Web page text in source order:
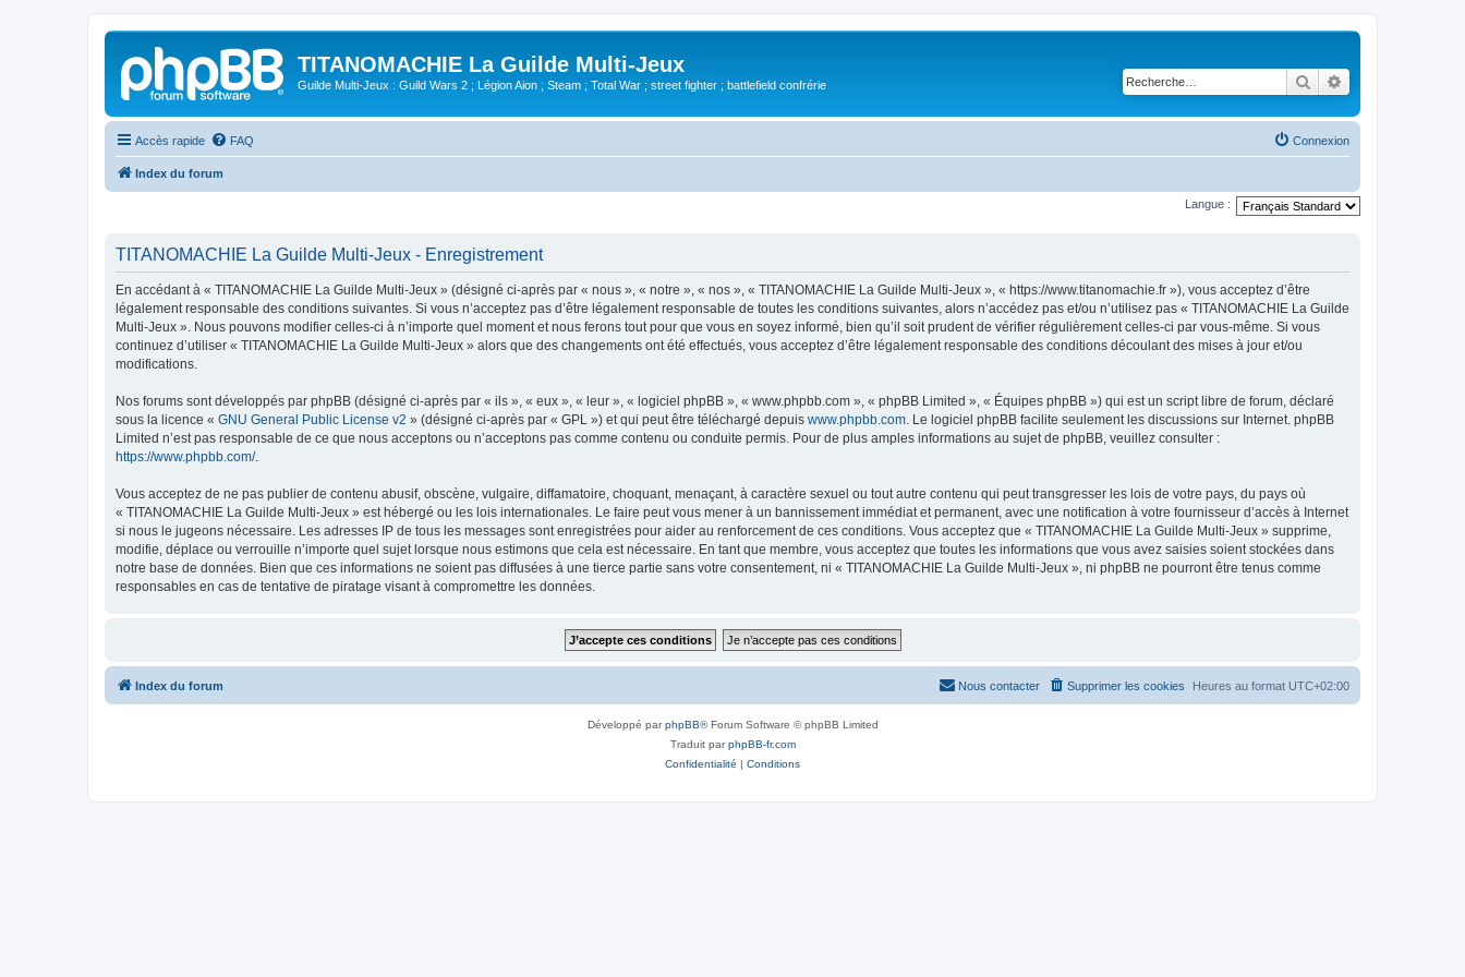
TITANOMACHIE La Guilde Multi-Jeux
Guilde Multi-Jeux : Guild Wars 2 ; Légion Aion ; Steam ; Total War ; street fighter ; battlefield confrérie Rechercher
Accès rapide FAQ Connexion
Index du forum
Langue :
TITANOMACHIE La Guilde Multi-Jeux - Enregistrement
En accédant à « TITANOMACHIE La Guilde Multi-Jeux » (désigné ci-après par « nous », « notre », « nos », « TITANOMACHIE La Guilde Multi-Jeux », « https://www.titanomachie.fr »), vous acceptez d’être
légalement responsable des conditions suivantes. Si vous n’acceptez pas d’être légalement responsable de toutes les conditions suivantes, alors n’accédez pas et/ou n’utilisez pas « TITANOMACHIE La Guilde
Multi-Jeux ». Nous pouvons modifier celles-ci à n’importe quel moment et nous ferons tout pour que vous en soyez informé, bien qu’il soit prudent de vérifier régulièrement celles-ci par vous-même. Si vous
continuez d’utiliser « TITANOMACHIE La Guilde Multi-Jeux » alors que des changements ont été effectués, vous acceptez d’être légalement responsable des conditions découlant des mises à jour et/ou
modifications.
Nos forums sont développés par phpBB (désigné ci-après par « ils », « eux », « leur », « logiciel phpBB », « www.phpbb.com », « phpBB Limited », « Équipes phpBB ») qui est un script libre de forum, déclaré
sous la licence « GNU General Public License v2 » (désigné ci-après par « GPL ») et qui peut être téléchargé depuis www.phpbb.com. Le logiciel phpBB facilite seulement les discussions sur Internet. phpBB
Limited n’est pas responsable de ce que nous acceptons ou n’acceptons pas comme contenu ou conduite permis. Pour de plus amples informations au sujet de phpBB, veuillez consulter :
https://www.phpbb.com/.
Vous acceptez de ne pas publier de contenu abusif, obscène, vulgaire, diffamatoire, choquant, menaçant, à caractère sexuel ou tout autre contenu qui peut transgresser les lois de votre pays, du pays où
« TITANOMACHIE La Guilde Multi-Jeux » est hébergé ou les lois internationales. Le faire peut vous mener à un bannissement immédiat et permanent, avec une notification à votre fournisseur d’accès à Internet
si nous le jugeons nécessaire. Les adresses IP de tous les messages sont enregistrées pour aider au renforcement de ces conditions. Vous acceptez que « TITANOMACHIE La Guilde Multi-Jeux » supprime,
modifie, déplace ou verrouille n’importe quel sujet lorsque nous estimons que cela est nécessaire. En tant que membre, vous acceptez que toutes les informations que vous avez saisies soient stockées dans
notre base de données. Bien que ces informations ne soient pas diffusées à une tierce partie sans votre consentement, ni « TITANOMACHIE La Guilde Multi-Jeux », ni phpBB ne pourront être tenus comme
responsables en cas de tentative de piratage visant à compromettre les données.
Index du forum Heures au format UTC+02:00
Supprimer les cookies
Nous contacter
Développé parphpBB® Forum Software © phpBB Limited
Traduit parphpBB-fr.com
Confidentialité | Conditions